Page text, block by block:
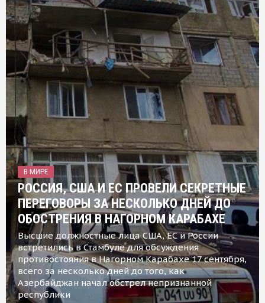
В МИРЕ
РОССИЯ, США И ЕС ПРОВЕЛИ СЕКРЕТНЫЕ
ПЕРЕГОВОРЫ ЗА НЕСКОЛЬКО ДНЕЙ ДО
ОБОСТРЕНИЯ В НАГОРНОМ КАРАБАХЕ
Высшие должностные лица США, ЕС и России
встретились в Стамбуле для обсуждения
противостояния в Нагорном Карабахе 17 сентября,
всего за несколько дней до того, как
Азербайджан начал обстрел непризнанной
республики